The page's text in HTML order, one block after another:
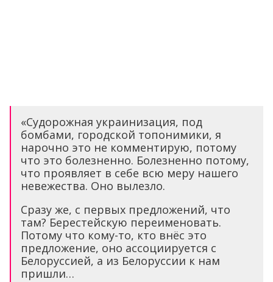
«Судорожная украинизация, под
бомбами, городской топонимики, я
нарочно это не комментирую, потому
что это болезненно. Болезненно потому,
что проявляет в себе всю меру нашего
невежества. Оно вылезло.
Сразу же, с первых предложений, что
там? Берестейскую переименовать.
Потому что кому-то, кто внёс это
предложение, оно ассоциируется с
Белоруссией, а из Белоруссии к нам
пришли…